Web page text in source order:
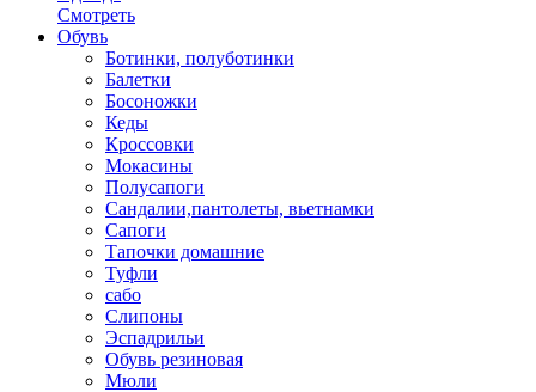
Смотреть
Обувь
Ботинки, полуботинки
Балетки
Босоножки
Кеды
Кроссовки
Мокасины
Полусапоги
Сандалии,пантолеты, вьетнамки
Сапоги
Тапочки домашние
Туфли
сабо
Слипоны
Эспадрильи
Обувь резиновая
Мюли